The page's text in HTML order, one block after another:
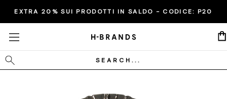
EXTRA 20% SUI PRODOTTI IN SALDO - CODICE: P20
Cerca